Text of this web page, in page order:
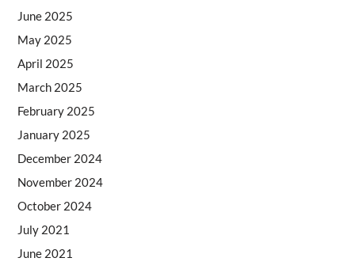
June 2025
May 2025
April 2025
March 2025
February 2025
January 2025
December 2024
November 2024
October 2024
July 2021
June 2021